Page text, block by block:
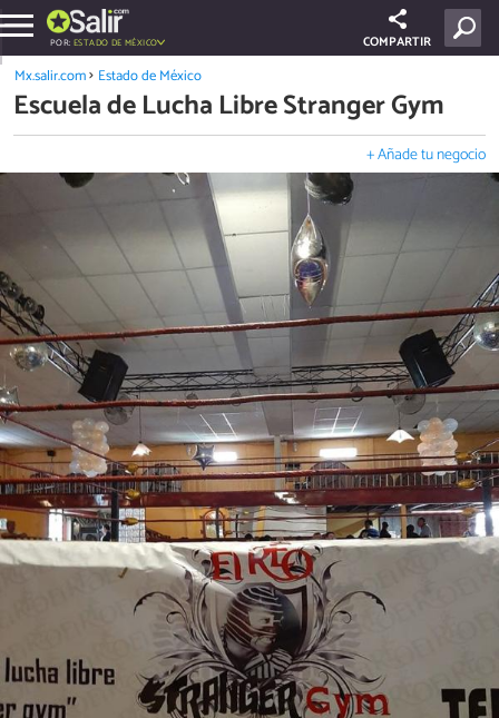
POR: ESTADO DE MÉXICO COMPARTIR
Mx.salir.com Estado de México
Escuela de Lucha Libre Stranger Gym
+ Añade tu negocio